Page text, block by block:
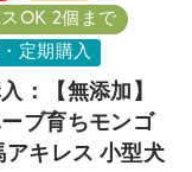
OK 2個まで
定期購入
：【無添加】
ブ育ちモンゴ
アキレス 小型犬